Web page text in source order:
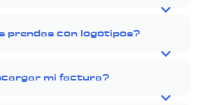
prendas con logotipos?
mi factura?